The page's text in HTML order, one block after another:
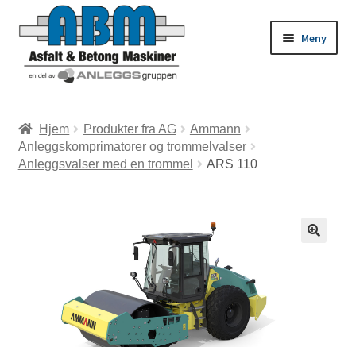
Meny
Hjem Produkter fra AG
Ammann
Anleggskomprimatorer og trommelvalser
Anleggsvalser med en trommel
ARS 110